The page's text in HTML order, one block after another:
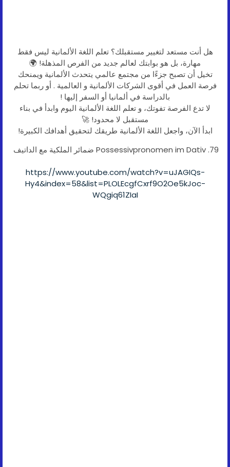
هل أنت مستعد لتغيير مستقبلك؟ تعلم اللغة الألمانية ليس فقط
مهارة، بل هو بوابتك لعالم جديد من الفرص المذهلة! 🌍
تخيل أن تصبح جزءًا من مجتمع عالمي يتحدث الألمانية ويمنحك
فرصة العمل في أقوى الشركات الألمانية و العالمية . أو ربما تحلم
بالدراسة في ألمانيا أو السفر إليها !
لا تدع الفرصة تفوتك، و تعلم اللغة الألمانية اليوم وابدأ في بناء
مستقبل لا محدود! 🚀
ابدأ الآن، واجعل اللغة الألمانية طريقك لتحقيق أهدافك الكبيرة!
79. Possessivpronomen im Dativ ضمائر الملكية مع الداتيف
https://www.youtube.com/watch?v=uJAGIQs-
Hy4&index=58&list=PLOLEcgfCxrf9O2Oe5kJoc-
WQgiq61ZIaI